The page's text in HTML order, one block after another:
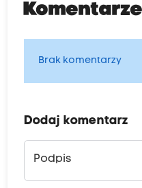
Brak komentarzy
Dodaj komentarz
Podpis